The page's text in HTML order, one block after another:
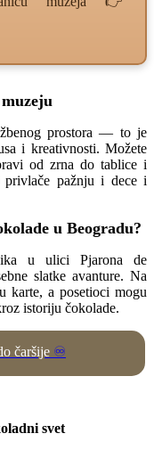
prostora — to je
i kreativnosti. Možete
od zrna do tablice i
privlače pažnju i dece i
u Beogradu?
u ulici Pjarona de
slatke avanture. Na
karte, a posetioci mogu
istoriju čokolade.
čaršije♾️
svet